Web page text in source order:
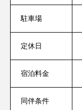
駐車場
定休日
宿泊料金
同伴条件